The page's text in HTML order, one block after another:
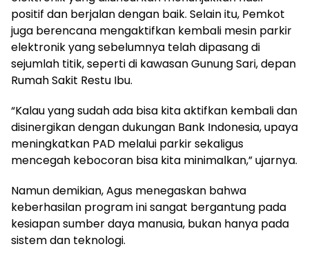
positif dan berjalan dengan baik. Selain itu, Pemkot
juga berencana mengaktifkan kembali mesin parkir
elektronik yang sebelumnya telah dipasang di
sejumlah titik, seperti di kawasan Gunung Sari, depan
Rumah Sakit Restu Ibu.
“Kalau yang sudah ada bisa kita aktifkan kembali dan
disinergikan dengan dukungan Bank Indonesia, upaya
meningkatkan PAD melalui parkir sekaligus
mencegah kebocoran bisa kita minimalkan,” ujarnya.
Namun demikian, Agus menegaskan bahwa
keberhasilan program ini sangat bergantung pada
kesiapan sumber daya manusia, bukan hanya pada
sistem dan teknologi.